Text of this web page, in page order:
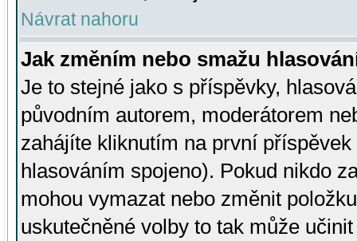
Návrat nahoru
Jak změním nebo smažu
Je to stejné jako s příspěvky,
původním autorem, moderátorem
zahájíte kliknutím na první
hlasováním spojeno). Pokud nikdo
mohou vymazat nebo změnit
uskutečněné volby to tak může